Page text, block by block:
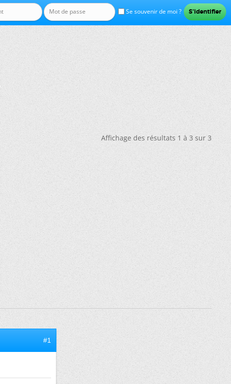
Se souvenir de moi ?
Affichage des résultats 1 à 3 sur 3
#1